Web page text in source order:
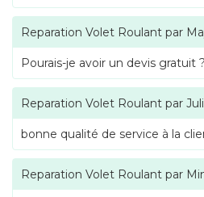
Reparation Volet Roulant par
Pourais-je avoir un devis gratuit ?
Reparation Volet Roulant par
bonne qualité de service à la
Reparation Volet Roulant par